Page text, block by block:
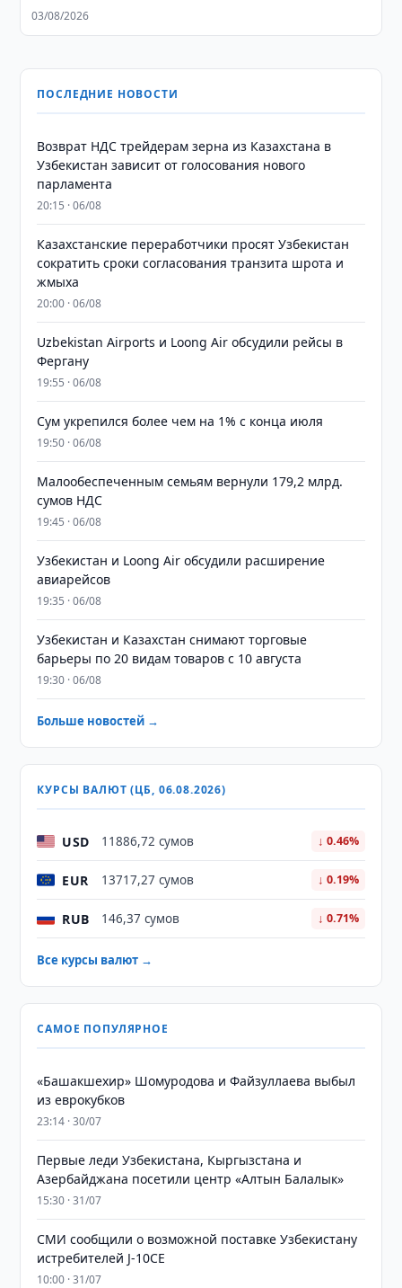
03/08/2026
ПОСЛЕДНИЕ НОВОСТИ
Возврат НДС трейдерам зерна из Казахстана в
Узбекистан зависит от голосования нового
парламента
20:15 · 06/08
Казахстанские переработчики просят Узбекистан
сократить сроки согласования транзита шрота и
жмыха
20:00 · 06/08
Uzbekistan Airports и Loong Air обсудили рейсы в
Фергану
19:55 · 06/08
Сум укрепился более чем на 1% с конца июля
19:50 · 06/08
Малообеспеченным семьям вернули 179,2 млрд.
сумов НДС
19:45 · 06/08
Узбекистан и Loong Air обсудили расширение
авиарейсов
19:35 · 06/08
Узбекистан и Казахстан снимают торговые
барьеры по 20 видам товаров с 10 августа
19:30 · 06/08
Больше новостей →
КУРСЫ ВАЛЮТ (ЦБ, 06.08.2026)
USD 11886,72 сумов ↓ 0.46%
EUR 13717,27 сумов ↓ 0.19%
RUB 146,37 сумов ↓ 0.71%
Все курсы валют →
САМОЕ ПОПУЛЯРНОЕ
«Башакшехир» Шомуродова и Файзуллаева выбыл
из еврокубков
23:14 · 30/07
Первые леди Узбекистана, Кыргызстана и
Азербайджана посетили центр «Алтын Балалык»
15:30 · 31/07
СМИ сообщили о возможной поставке Узбекистану
истребителей J-10CE
10:00 · 31/07